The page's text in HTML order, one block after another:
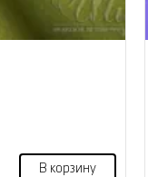
В корзину